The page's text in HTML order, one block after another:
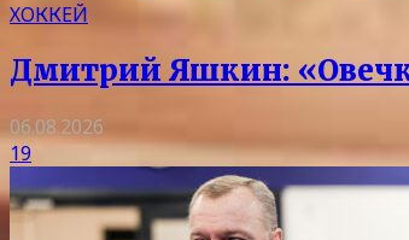
ХОККЕЙ
Дмитрий Яшкин:
06.08.2026
19